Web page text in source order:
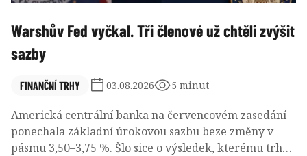
Warshův Fed vyčkal. Tři členové už chtěli zvýšit
sazby
FINANČNÍ TRHY 03.08.2026 5 minut
Americká centrální banka na červencovém zasedání
ponechala základní úrokovou sazbu beze změny v
pásmu 3,50–3,75 %. Šlo sice o výsledek, kterému trh